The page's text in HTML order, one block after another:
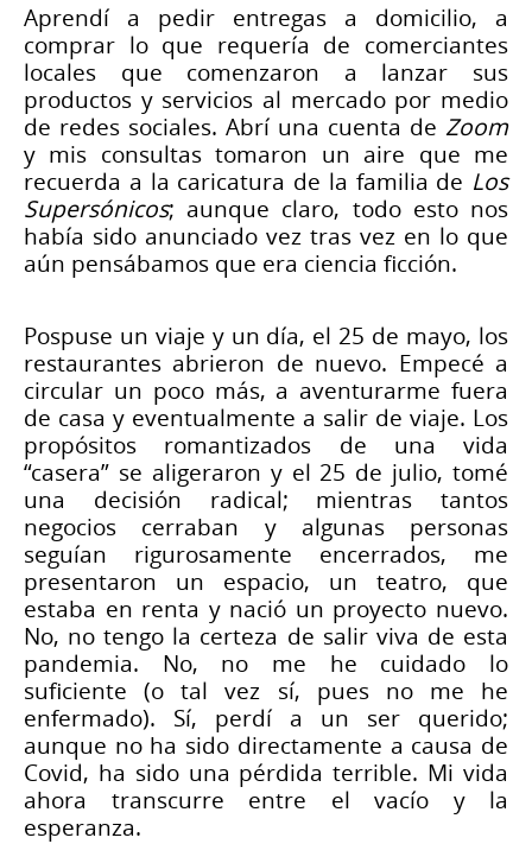
Aprendí a pedir entregas a domicilio, a
comprar lo que requería de comerciantes
locales que comenzaron a lanzar sus
productos y servicios al mercado por medio
de redes sociales. Abrí una cuenta de Zoom
y mis consultas tomaron un aire que me
recuerda a la caricatura de la familia de Los
Supersónicos; aunque claro, todo esto nos
había sido anunciado vez tras vez en lo que
aún pensábamos que era ciencia ficción.
Pospuse un viaje y un día, el 25 de mayo, los
restaurantes abrieron de nuevo. Empecé a
circular un poco más, a aventurarme fuera
de casa y eventualmente a salir de viaje. Los
propósitos romantizados de una vida
“casera” se aligeraron y el 25 de julio, tomé
una decisión radical; mientras tantos
negocios cerraban y algunas personas
seguían rigurosamente encerrados, me
presentaron un espacio, un teatro, que
estaba en renta y nació un proyecto nuevo.
No, no tengo la certeza de salir viva de esta
pandemia. No, no me he cuidado lo
suficiente (o tal vez sí, pues no me he
enfermado). Sí, perdí a un ser querido;
aunque no ha sido directamente a causa de
Covid, ha sido una pérdida terrible. Mi vida
ahora transcurre entre el vacío y la
esperanza.